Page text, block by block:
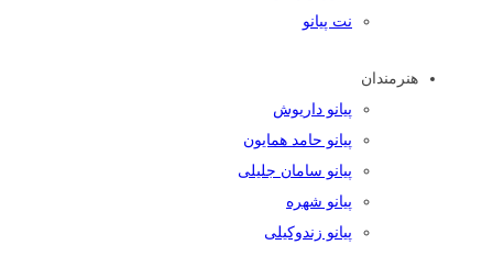
نت پیانو
هنرمندان
پیانو داریوش
پیانو حامد همایون
پیانو سامان جلیلی
پیانو شهره
پیانو زندوکیلی